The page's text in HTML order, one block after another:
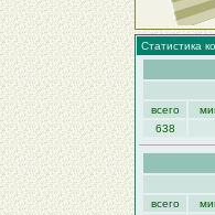
Статистика
всего
638
всего